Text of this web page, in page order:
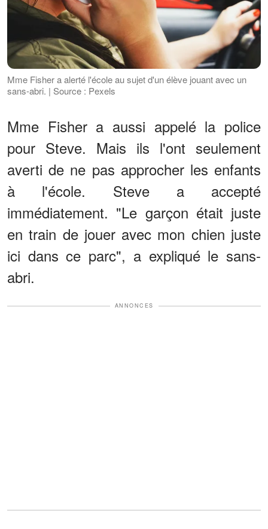
Mme Fisher a alerté l'école au sujet d'un élève jouant avec un
sans-abri. | Source : Pexels
Mme Fisher a aussi appelé la police
pour Steve. Mais ils l'ont seulement
averti de ne pas approcher les enfants
à l'école. Steve a accepté
immédiatement. "Le garçon était juste
en train de jouer avec mon chien juste
ici dans ce parc", a expliqué le sans-
abri.
ANNONCES